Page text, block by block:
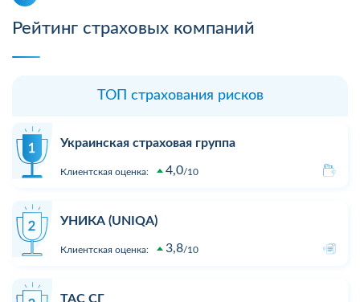
Рейтинг страховых компаний
ТОП страхования рисков
Украинская страховая группа
Клиентская оценка: 4,0 10
УНИКА (UNIQA)
Клиентская оценка: 3,8 10
ТАС СГ